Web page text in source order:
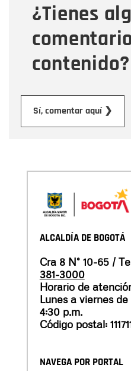
¿Tienes
contenido?
Sí, comentar aquí ❯
Mensaje
ALCALDÍA DE BOGOTÁ
Cra 8 N° 10-65 /
381-3000
Horario de
Lunes a viernes
4:30 p.m.
Código postal:
NAVEGA POR PORTAL